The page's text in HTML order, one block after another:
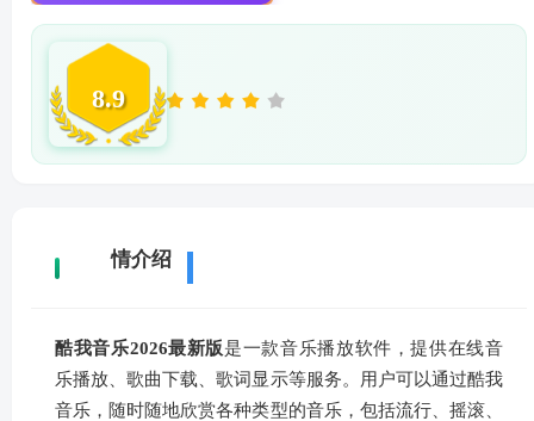
8.9
详情介绍
酷我音乐2026最新版是一款音乐播放软件，提供在线音
乐播放、歌曲下载、歌词显示等服务。用户可以通过酷我
音乐，随时随地欣赏各种类型的音乐，包括流行、摇滚、